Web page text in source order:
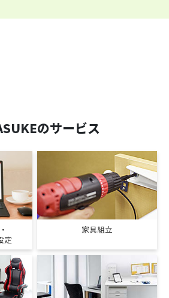
のサービス
定
家具組立